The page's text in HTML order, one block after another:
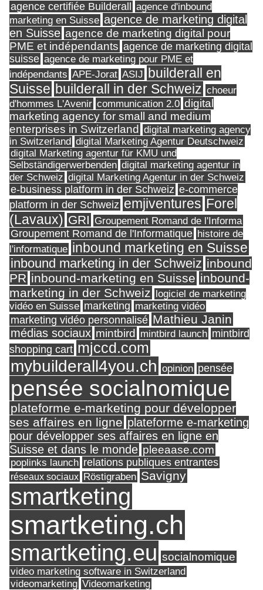
agence certifiée Builderall
agence d'inbound
marketing en Suisse agence de marketing digital
en Suisse agence de marketing digital pour
PME et indépendants agence de marketing digital
suisse agence de marketing pour PME et
indépendants APE-Jorat ASIJ builderall en
Suisse builderall in der Schweiz choeur
d'hommes L'Avenir communication 2.0 digital
marketing agency for small and medium
enterprises in Switzerland digital marketing agency
in Switzerland digital Marketing Agentur Deutschweiz
digital Marketing agentur für KMU und
Selbständigerwerbenden digital marketing agentur in
der Schweiz digital Marketing Agentur in der Schweiz
e-business platform in der Schweiz e-commerce
platform in der Schweiz emjiventures Forel
(Lavaux) GRI Groupement Romand de l'Informa
Groupement Romand de l'Informatique histoire de
l'informatique inbound marketing en Suisse
inbound marketing in der Schweiz inbound
PR inbound-marketing en Suisse inbound-
marketing in der Schweiz logiciel de marketing
vidéo en Suisse marketing marketing vidéo
marketing vidéo personnalisé Mathieu Janin
médias sociaux mintbird mintbird launch mintbird
shopping cart mjccd.com
mybuilderall4you.ch opinion pensée
pensée socialnomique
plateforme e-marketing pour développer
ses affaires en ligne plateforme e-marketing
pour développer ses affaires en ligne en
Suisse et dans le monde pleeaase.com
poplinks launch relations publiques entrantes
réseaux sociaux Röstigraben Savigny
smartketing
smartketing.ch
smartketing.eu socialnomique
video marketing software in Switzerland
videomarketing Videomarketing